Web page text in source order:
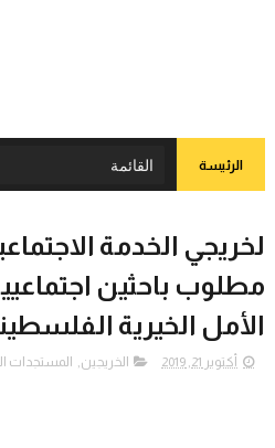
الرئيسة
لخريجي الخدمة
مطلوب باحثين
الأمل الخيرية
أكتوبر 21, 2019 الخريجين, المستجدات